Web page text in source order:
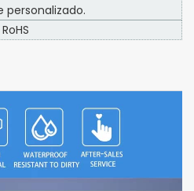
personalizado.